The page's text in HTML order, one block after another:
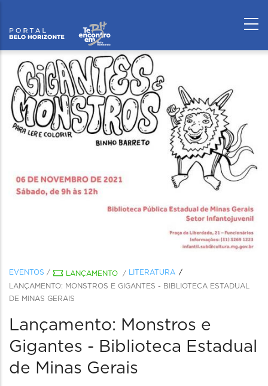
EVENTOS / LANÇAMENTO /
LITERATURA
LANÇAMENTO: MONSTROS E GIGANTES - BIBLIOTECA ESTADUAL
DE MINAS GERAIS
Lançamento: Monstros e
Gigantes - Biblioteca Estadual
de Minas Gerais